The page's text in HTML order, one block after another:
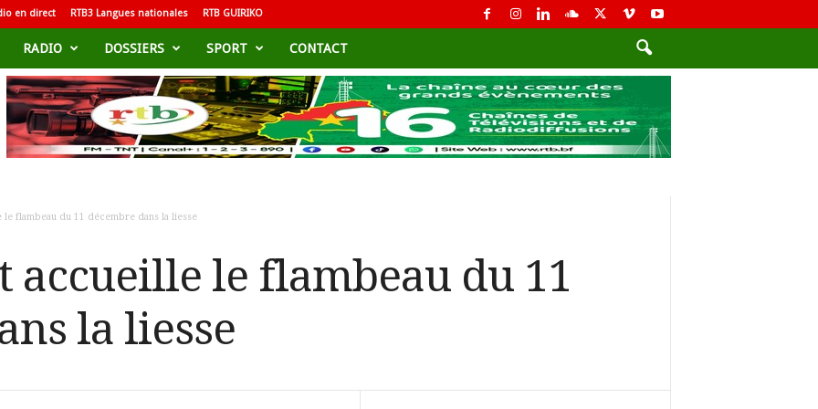
en direct RTB3 Langues nationales RTB GUIRIKO
RADIO DOSSIERS SPORT CONTACT
le flambeau du 11 décembre dans la liesse
accueille le flambeau du 11
la liesse